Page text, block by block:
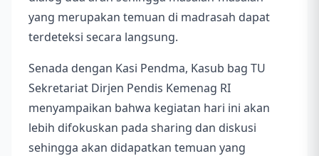
yang merupakan temuan di madrasah dapat
terdeteksi secara langsung.
Senada dengan Kasi Pendma, Kasub bag TU
Sekretariat Dirjen Pendis Kemenag RI
menyampaikan bahwa kegiatan hari ini akan
lebih difokuskan pada sharing dan diskusi
sehingga akan didapatkan temuan yang